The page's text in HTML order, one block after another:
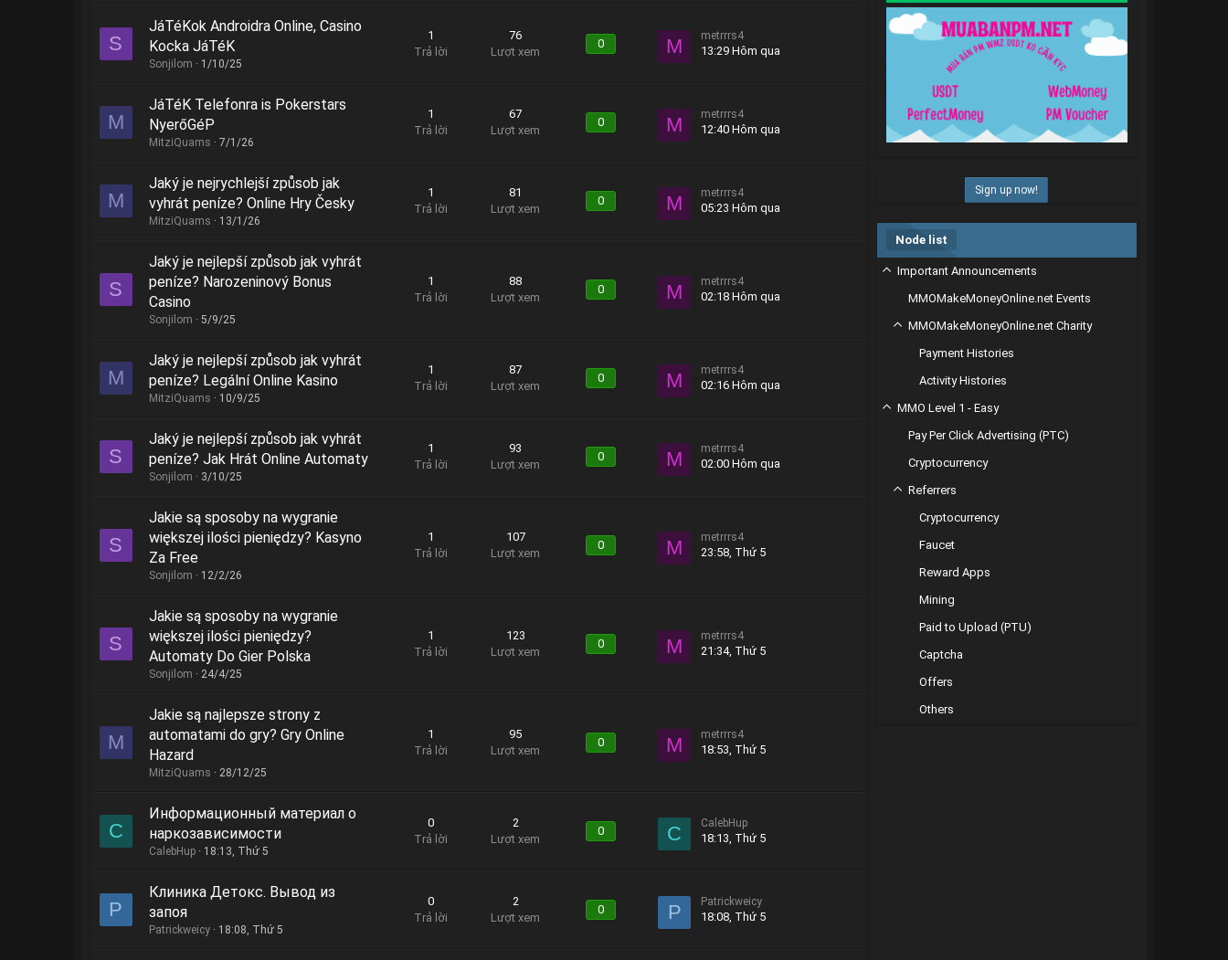
S
JáTéKok Androidra Online, Casino
Kocka JáTéK
Sonjilom 1/10/25
1
Trả lời
76
Lượt xem
0 M metrrrs4
13:29 Hôm qua
M
JáTéK Telefonra is Pokerstars
NyerőGéP
MitziQuams 7/1/26
1
Trả lời
67
Lượt xem
0 M metrrrs4
12:40 Hôm qua
M
Jaký je nejrychlejší způsob jak
vyhrát peníze? Online Hry Česky
MitziQuams 13/1/26
1
Trả lời
81
Lượt xem
0 M metrrrs4
05:23 Hôm qua
S
Jaký je nejlepší způsob jak vyhrát
peníze? Narozeninový Bonus
Casino
Sonjilom 5/9/25
1
Trả lời
88
Lượt xem
0 M metrrrs4
02:18 Hôm qua
M
Jaký je nejlepší způsob jak vyhrát
peníze? Legální Online Kasino
MitziQuams 10/9/25
1
Trả lời
87
Lượt xem
0 M metrrrs4
02:16 Hôm qua
S
Jaký je nejlepší způsob jak vyhrát
peníze? Jak Hrát Online Automaty
Sonjilom 3/10/25
1
Trả lời
93
Lượt xem
0 M metrrrs4
02:00 Hôm qua
S
Jakie są sposoby na wygranie
większej ilości pieniędzy? Kasyno
Za Free
Sonjilom 12/2/26
1
Trả lời
107
Lượt xem
0 M metrrrs4
23:58, Thứ 5
S
Jakie są sposoby na wygranie
większej ilości pieniędzy?
Automaty Do Gier Polska
Sonjilom 24/4/25
1
Trả lời
123
Lượt xem
0 M metrrrs4
21:34, Thứ 5
M
Jakie są najlepsze strony z
automatami do gry? Gry Online
Hazard
MitziQuams 28/12/25
1
Trả lời
95
Lượt xem
0 M metrrrs4
18:53, Thứ 5
C
Информационный материал о
наркозависимости
CalebHup 18:13, Thứ 5
0
Trả lời
2
Lượt xem
0 C CalebHup
18:13, Thứ 5
P
Клиника Детокс. Вывод из
запоя
Patrickweicy 18:08, Thứ 5
0
Trả lời
2
Lượt xem
0 P Patrickweicy
18:08, Thứ 5
Sign up now!
Node list
Important Announcements
MMOMakeMoneyOnline.net Events
MMOMakeMoneyOnline.net Charity
Payment Histories
Activity Histories
MMO Level 1 - Easy
Pay Per Click Advertising (PTC)
Cryptocurrency
Referrers
Cryptocurrency
Faucet
Reward Apps
Mining
Paid to Upload (PTU)
Captcha
Offers
Others